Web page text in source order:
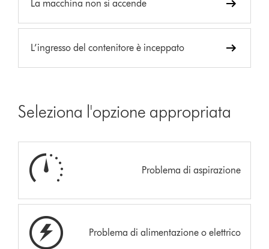
La macchina non si accende
L’ingresso del contenitore è inceppato
Seleziona l'opzione appropriata
Problema di aspirazione
Problema di alimentazione o elettrico